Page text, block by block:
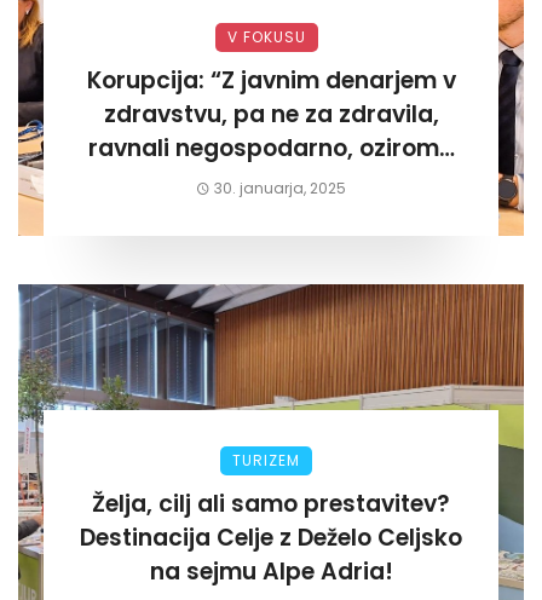
V FOKUSU
Korupcija: “Z javnim denarjem v
zdravstvu, pa ne za zdravila,
ravnali negospodarno, oziroma
za lastni žep. Tokrat na Žalskem«
30. januarja, 2025
TURIZEM
Želja, cilj ali samo prestavitev?
Destinacija Celje z Deželo Celjsko
na sejmu Alpe Adria!